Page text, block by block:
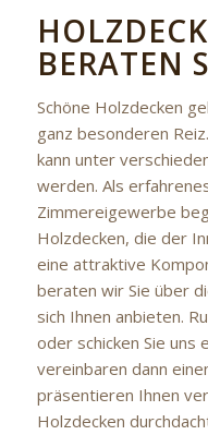
BERATEN
Schöne Holzdecken
ganz besonderen
kann unter
werden. Als
Zimmereigewerbe
Holzdecken, die der
eine attraktive
beraten wir Sie über
sich Ihnen anbieten.
oder schicken Sie uns
vereinbaren dann
präsentieren Ihnen
Holzdecken